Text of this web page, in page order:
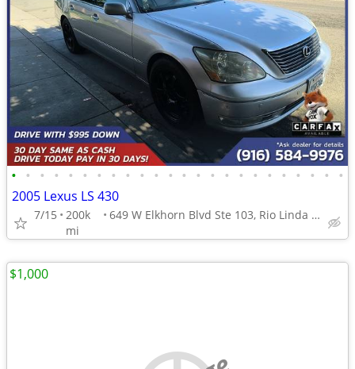
• • • • • • • • • • • • • • • • • • • • • • • •
2005 Lexus LS 430
7/15
200k
mi
649 W Elkhorn Blvd Ste 103, Rio Linda CA 95673
$1,000